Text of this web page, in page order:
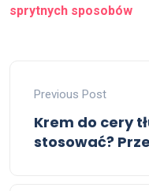
sprytnych sposobów
Previous Post
Krem do cery
stosować?